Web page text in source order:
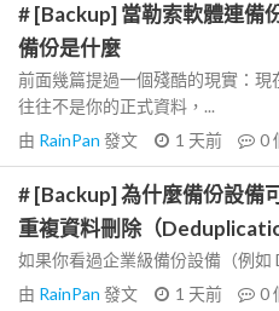
# [Backup] 當勒索軟體連備
備份是什麼
前面幾篇提過一個殘酷的現實：
往往不是你的正式資料，...
由 RainPan 發文 1 天前 0
# [Backup] 為什麼備份設備
重複資料刪除（
如果你看過企業級備份設備（例
由 RainPan 發文 1 天前 0